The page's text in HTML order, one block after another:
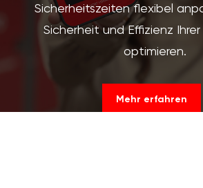
Sicherheitszeiten flexibel
Sicherheit und Effizienz
optimieren.
Mehr erfahren